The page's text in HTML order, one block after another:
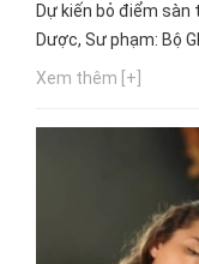
Dự kiến bỏ điểm
Dược, Sư phạm: Bộ
Xem thêm [+]